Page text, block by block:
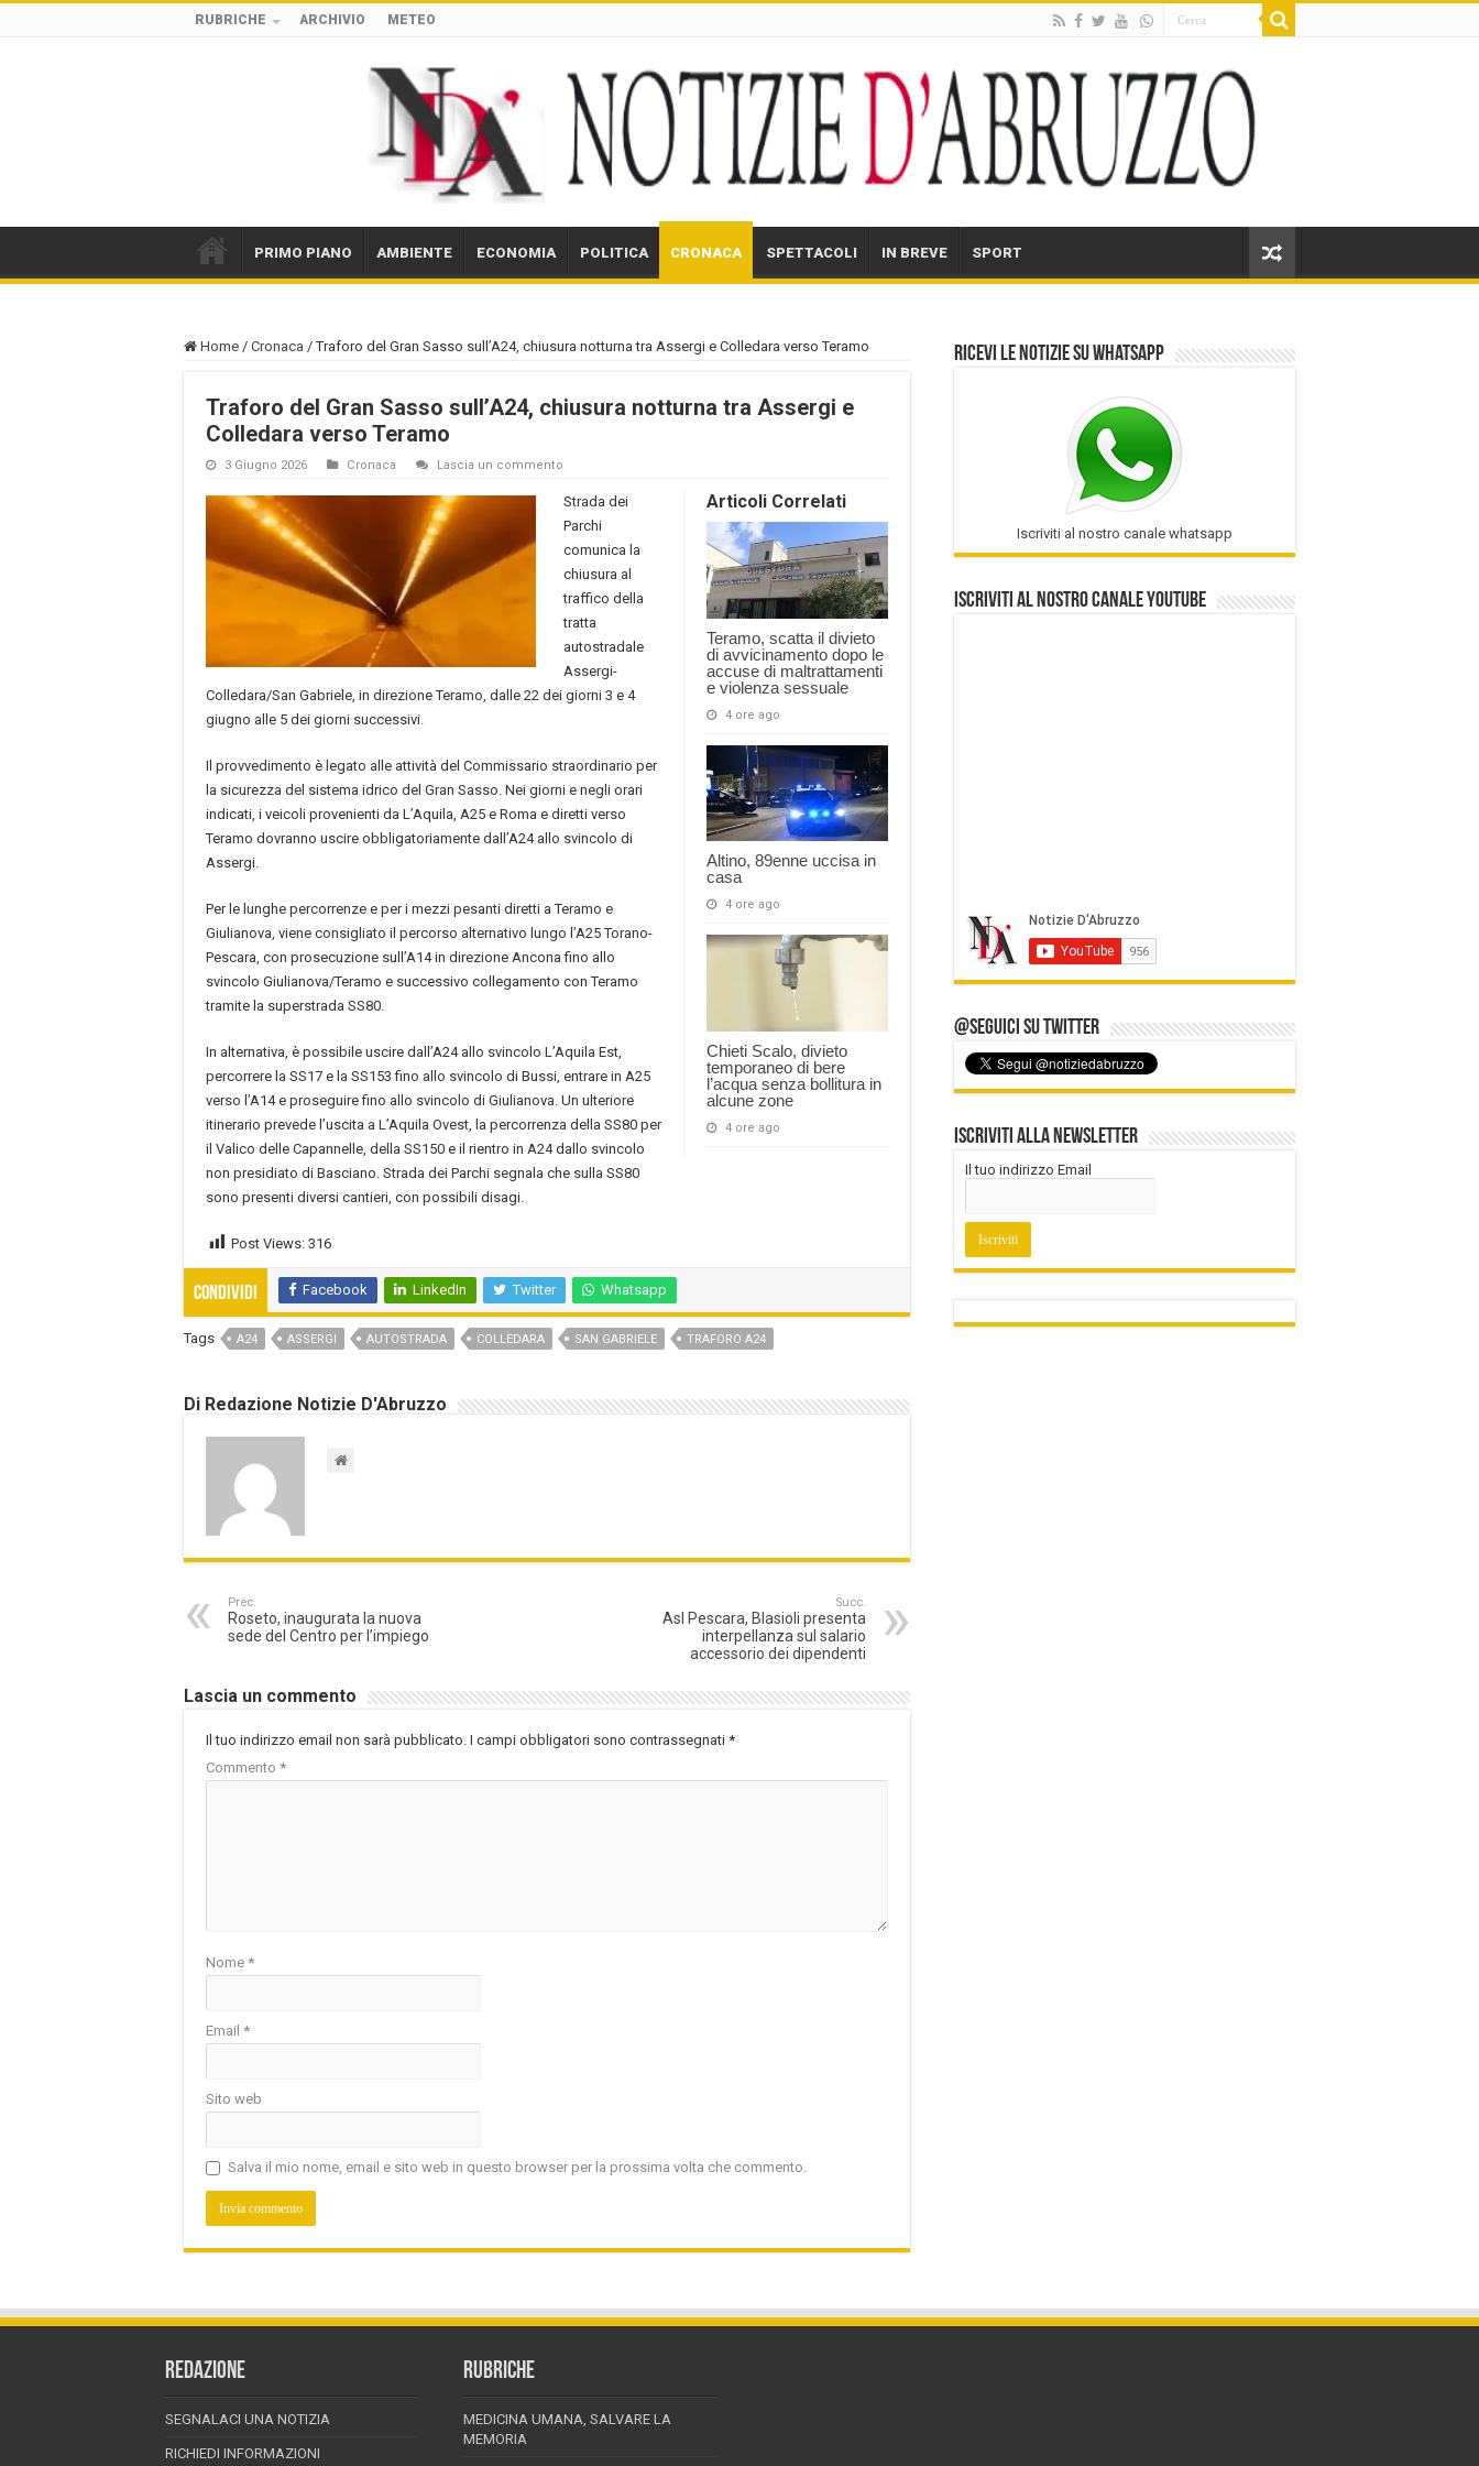
RUBRICHE ARCHIVIO METEO
PRIMO PIANO AMBIENTE ECONOMIA POLITICA CRONACA SPETTACOLI IN BREVE SPORT
Home / Cronaca / Traforo del Gran Sasso sull’A24, chiusura notturna tra Assergi e Colledara verso Teramo
Traforo del Gran Sasso sull’A24, chiusura notturna tra Assergi e
Colledara verso Teramo
3 Giugno 2026 Cronaca Lascia un commento
Articoli Correlati
Teramo, scatta il divieto
di avvicinamento dopo le
accuse di maltrattamenti
e violenza sessuale
4 ore ago
Altino, 89enne uccisa in
casa
4 ore ago
Chieti Scalo, divieto
temporaneo di bere
l’acqua senza bollitura in
alcune zone
4 ore ago
Strada dei
Parchi
comunica la
chiusura al
traffico della
tratta
autostradale
Assergi-
Colledara/San Gabriele, in direzione Teramo, dalle 22 dei giorni 3 e 4
giugno alle 5 dei giorni successivi.
Il provvedimento è legato alle attività del Commissario straordinario per
la sicurezza del sistema idrico del Gran Sasso. Nei giorni e negli orari
indicati, i veicoli provenienti da L’Aquila, A25 e Roma e diretti verso
Teramo dovranno uscire obbligatoriamente dall’A24 allo svincolo di
Assergi.
Per le lunghe percorrenze e per i mezzi pesanti diretti a Teramo e
Giulianova, viene consigliato il percorso alternativo lungo l’A25 Torano-
Pescara, con prosecuzione sull’A14 in direzione Ancona fino allo
svincolo Giulianova/Teramo e successivo collegamento con Teramo
tramite la superstrada SS80.
In alternativa, è possibile uscire dall’A24 allo svincolo L’Aquila Est,
percorrere la SS17 e la SS153 fino allo svincolo di Bussi, entrare in A25
verso l’A14 e proseguire fino allo svincolo di Giulianova. Un ulteriore
itinerario prevede l’uscita a L’Aquila Ovest, la percorrenza della SS80 per
il Valico delle Capannelle, della SS150 e il rientro in A24 dallo svincolo
non presidiato di Basciano. Strada dei Parchi segnala che sulla SS80
sono presenti diversi cantieri, con possibili disagi.
Post Views: 316
Condividi Facebook LinkedIn Twitter Whatsapp
Tags A24 ASSERGI AUTOSTRADA COLLEDARA SAN GABRIELE TRAFORO A24
Di Redazione Notizie D'Abruzzo
Prec.
Roseto, inaugurata la nuova
sede del Centro per l’impiego
Succ.
Asl Pescara, Blasioli presenta
interpellanza sul salario
accessorio dei dipendenti
Lascia un commento
Il tuo indirizzo email non sarà pubblicato. I campi obbligatori sono contrassegnati *
Commento *
Nome *
Email *
Sito web
Salva il mio nome, email e sito web in questo browser per la prossima volta che commento.
Ricevi le notizie su Whatsapp
Iscriviti al nostro canale whatsapp
Iscriviti al nostro Canale Youtube
@Seguici su Twitter
Iscriviti alla Newsletter
Il tuo indirizzo Email
REDAZIONE
SEGNALACI UNA NOTIZIA
RICHIEDI INFORMAZIONI
RUBRICHE
MEDICINA UMANA, SALVARE LA
MEMORIA